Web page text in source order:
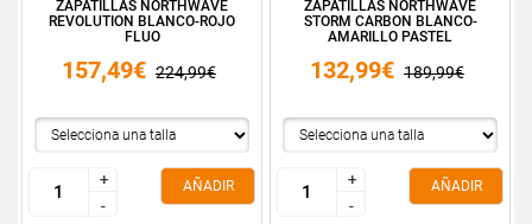
ZAPATILLAS NORTHWAVE
REVOLUTION BLANCO-ROJO
FLUO
157,49€ 224,99€
+
-
+
-
AÑADIR
ZAPATILLAS NORTHWAVE
STORM CARBON BLANCO-
AMARILLO PASTEL
132,99€ 189,99€
+
-
+
-
AÑADIR